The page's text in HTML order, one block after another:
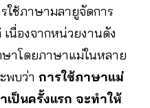
ใช้ภาษามลายูจัดการ
นื่องจากหน่วยงานดัง
าโดยภาษาแม่ในหลาย
พบว่า การใช้ภาษาแม่
เป็นครั้งแรก จะทำให้